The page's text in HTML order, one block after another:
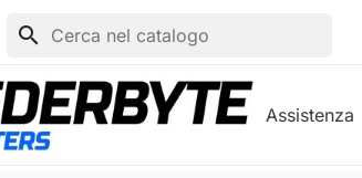
search
Assistenza